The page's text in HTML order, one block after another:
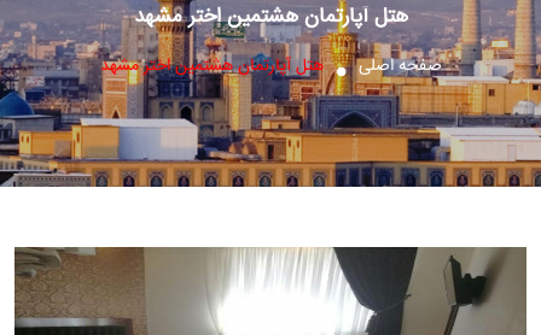
هتل آپارتمان هشتمین اختر مشهد
صفحه اصلی هتل آپارتمان هشتمین اختر مشهد